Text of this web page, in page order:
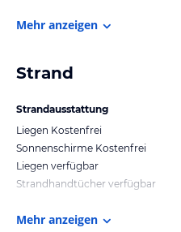
Mehr anzeigen
Strand
Strandausstattung
Liegen Kostenfrei
Sonnenschirme Kostenfrei
Liegen verfügbar
Strandhandtücher verfügbar
Mehr anzeigen